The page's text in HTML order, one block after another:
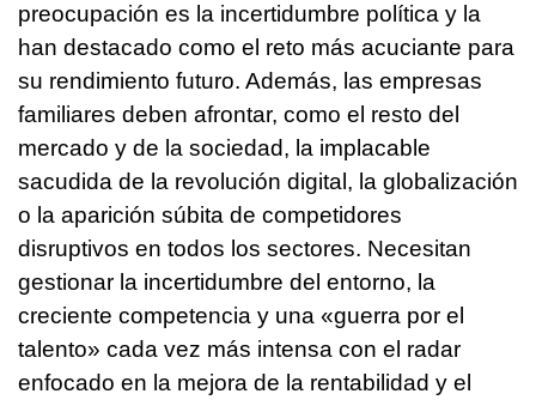
preocupación es la incertidumbre política y la
han destacado como el reto más acuciante para
su rendimiento futuro. Además, las empresas
familiares deben afrontar, como el resto del
mercado y de la sociedad, la implacable
sacudida de la revolución digital, la globalización
o la aparición súbita de competidores
disruptivos en todos los sectores. Necesitan
gestionar la incertidumbre del entorno, la
creciente competencia y una «guerra por el
talento» cada vez más intensa con el radar
enfocado en la mejora de la rentabilidad y el